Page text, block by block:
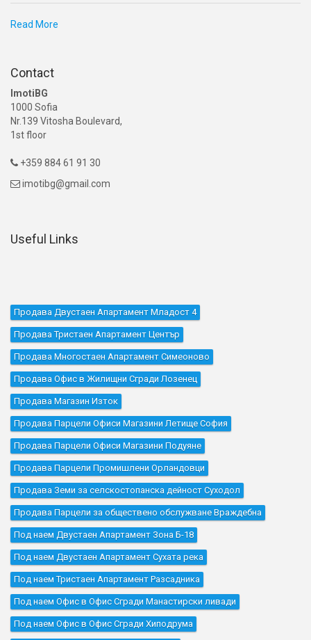
Read More
Contact
ImotiBG
1000 Sofia
Nr.139 Vitosha Boulevard,
1st floor
 +359 884 61 91 30
 imotibg@gmail.com
Useful Links
Продава Двустаен Апартамент Младост 4
Продава Тристаен Апартамент Център
Продава Многостаен Апартамент Симеоново
Продава Офис в Жилищни Сгради Лозенец
Продава Магазин Изток
Продава Парцели Офиси Магазини Летище София
Продава Парцели Офиси Магазини Подуяне
Продава Парцели Промишлени Орландовци
Продава Земи за селскостопанска дейност Суходол
Продава Парцели за обществено обслужване Враждебна
Под наем Двустаен Апартамент Зона Б-18
Под наем Двустаен Апартамент Сухата река
Под наем Тристаен Апартамент Разсадника
Под наем Офис в Офис Сгради Манастирски ливади
Под наем Офис в Офис Сгради Хиподрума